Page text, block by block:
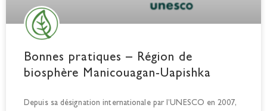
Bonnes pratiques – Région de
biosphère Manicouagan-Uapishka
Depuis sa désignation internationale par l’UNESCO en 2007,